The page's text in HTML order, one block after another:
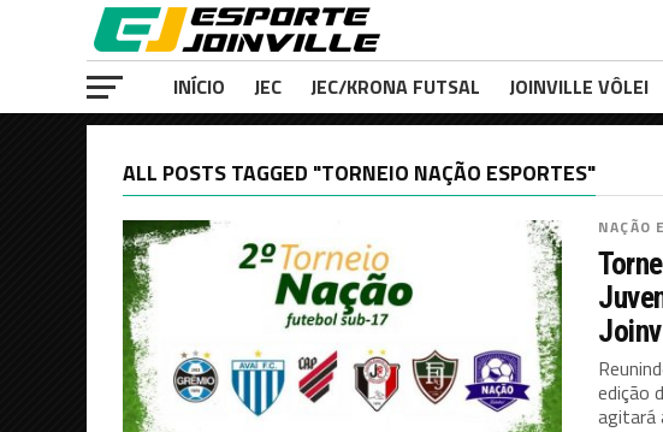
INÍCIO JEC JEC/KRONA FUTSAL JOINVILLE VÔLEI
ALL POSTS TAGGED "TORNEIO NAÇÃO ESPORTES"
NAÇÃO
edição
agitará